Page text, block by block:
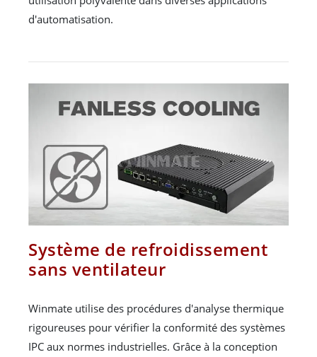
d'automatisation.
Système de refroidissement
sans ventilateur
Winmate utilise des procédures d'analyse thermique
rigoureuses pour vérifier la conformité des systèmes
IPC aux normes industrielles. Grâce à la conception